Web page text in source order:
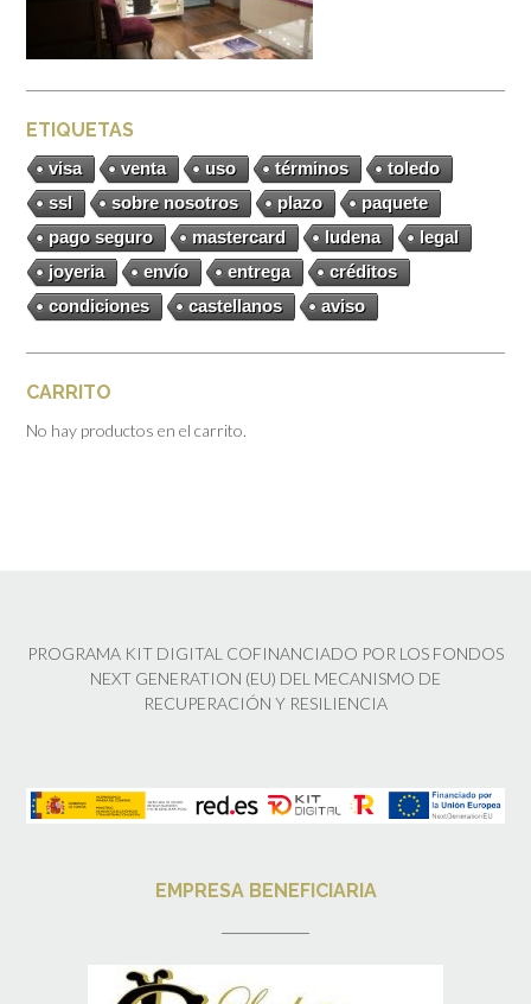
ETIQUETAS
visa venta uso términos
toledo
ssl
sobre nosotros plazo
paquete
pago seguro
mastercard ludena
legal
joyeria
envío entrega
créditos
condiciones
castellanos aviso
CARRITO
No hay productos en el carrito.
PROGRAMA KIT DIGITAL COFINANCIADO POR LOS FONDOS
NEXT GENERATION (EU) DEL MECANISMO DE
RECUPERACIÓN Y RESILIENCIA
EMPRESA BENEFICIARIA